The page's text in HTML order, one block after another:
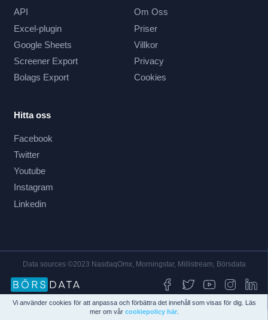
Vi använder cookies för att anpassa och förbättra det innehåll som visas för dig. Läs
mer om vår cookiepolicy här.
API
Excel-plugin
Google Sheets
Screener Export
Bolags Export
Om Oss
Priser
Villkor
Privacy
Cookies
Hitta oss
Facebook
Twitter
Youtube
Instagram
Linkedin
Data sources ©2023 NasdaqOmx, Morningstar, Millistream, Börsdata